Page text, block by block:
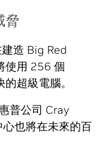
脅
造 Big Red
使用 256 個
超級電腦。
普公司 Cray
也將在未來的百